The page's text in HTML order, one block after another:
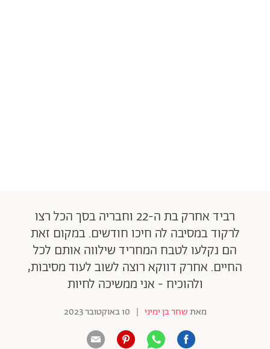
רביד אחרק בת ה-22 וחבריה בסך הכל רצו
לרקוד במסיבה לה חיכו חודשים. במקום זאת
הם נקלעו לטבח המחריד שילווה אותם לכל
החיים. אחרק דווקא רוצה לשוב לעוד מסיבות,
ולהוכיח - אני ממשיכה לחיות
מאתשחר בן ימיני | 10 באוקטובר 2023